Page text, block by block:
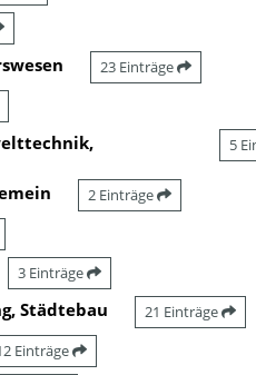
23 Einträge
5
2 Einträge
3 Einträge
Städtebau 21 Einträge
Einträge